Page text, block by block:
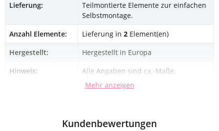
Lieferung:
Teilmontierte Elemente zur einfachen
Selbstmontage.
Anzahl Elemente:
Lieferung in 2 Element(en)
Hergestellt:
Hergestellt in Europa
Hinweis:
Alle Angaben sind ca.-Maße.
Mehr anzeigen
Kundenbewertungen